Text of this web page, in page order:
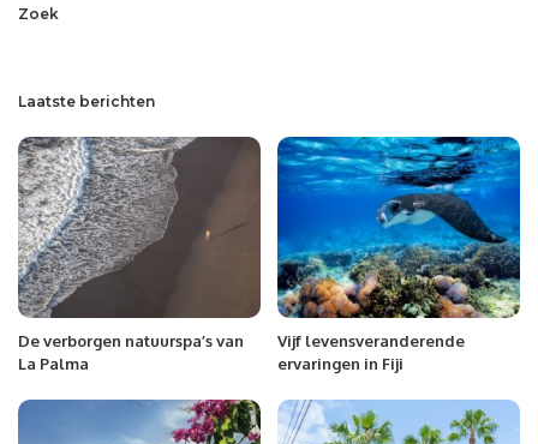
Zoek
Laatste berichten
De verborgen natuurspa’s van
La Palma
Vijf levensveranderende
ervaringen in Fiji